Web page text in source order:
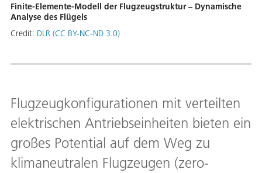
Fi­ni­te-Ele­men­te-Mo­dell der Flug­zeugstruk­tur – Dy­na­mi­sche
Ana­ly­se des Flü­gels
Credit: DLR (CC BY-NC-ND 3.0)
Flugzeugkonfigurationen mit verteilten
elektrischen Antriebseinheiten bieten ein
großes Potential auf dem Weg zu
klimaneutralen Flugzeugen (zero-